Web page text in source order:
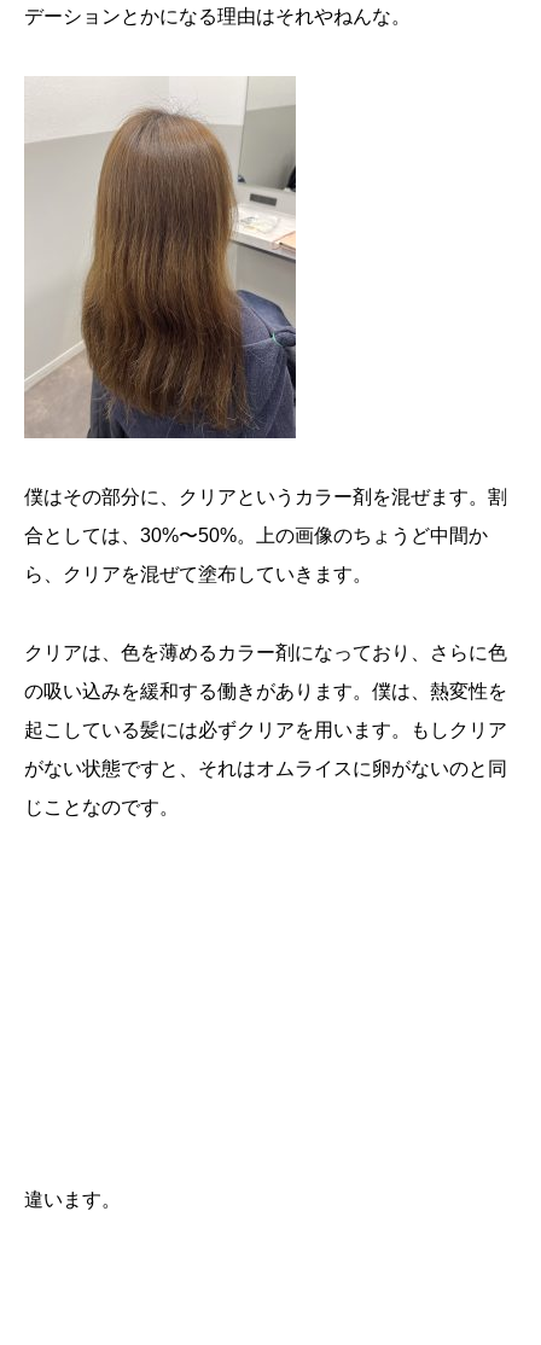
デーションとかになる理由はそれやねんな。
僕はその部分に、クリアというカラー剤を混ぜます。割
合としては、30%〜50%。上の画像のちょうど中間か
ら、クリアを混ぜて塗布していきます。
クリアは、色を薄めるカラー剤になっており、さらに色
の吸い込みを緩和する働きがあります。僕は、熱変性を
起こしている髪には必ずクリアを用います。もしクリア
がない状態ですと、それはオムライスに卵がないのと同
じことなのです。
違います。